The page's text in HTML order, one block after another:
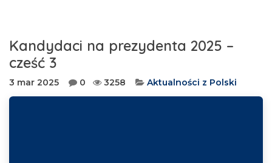
Kandydaci na prezydenta 2025 –
cześć 3
3 mar 2025 0 3258 Aktualności z Polski